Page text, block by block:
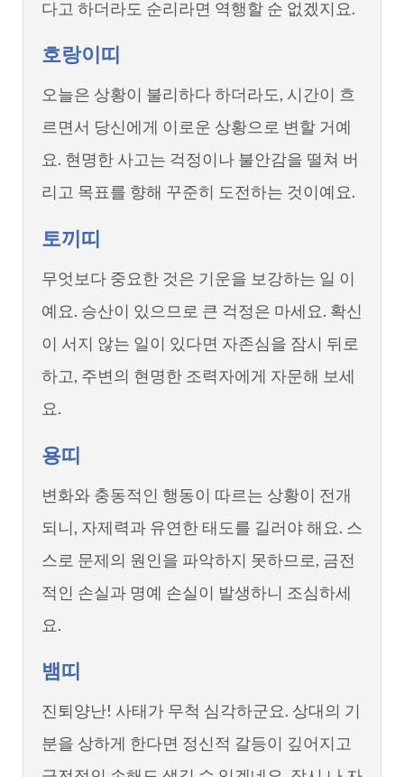
다고 하더라도 순리라면 역행할 순 없겠지요.
호랑이띠
오늘은 상황이 불리하다 하더라도, 시간이 흐
르면서 당신에게 이로운 상황으로 변할 거예
요. 현명한 사고는 걱정이나 불안감을 떨쳐 버
리고 목표를 향해 꾸준히 도전하는 것이예요.
토끼띠
무엇보다 중요한 것은 기운을 보강하는 일 이
예요. 승산이 있으므로 큰 걱정은 마세요. 확신
이 서지 않는 일이 있다면 자존심을 잠시 뒤로
하고, 주변의 현명한 조력자에게 자문해 보세
요.
용띠
변화와 충동적인 행동이 따르는 상황이 전개
되니, 자제력과 유연한 태도를 길러야 해요. 스
스로 문제의 원인을 파악하지 못하므로, 금전
적인 손실과 명예 손실이 발생하니 조심하세
요.
뱀띠
진퇴양난! 사태가 무척 심각하군요. 상대의 기
분을 상하게 한다면 정신적 갈등이 깊어지고